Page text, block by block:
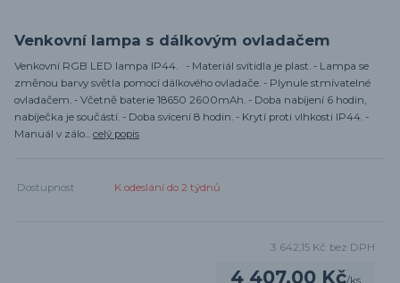
Venkovní lampa s dálkovým ovladačem
Venkovní RGB LED lampa IP44. - Materiál svítidla je plast. - Lampa se
změnou barvy světla pomocí dálkového ovladače. - Plynule stmívatelné
ovladačem. - Včetně baterie 18650 2600mAh. - Doba nabíjení 6 hodin,
nabíječka je součástí. - Doba svícení 8 hodin. - Krytí proti vlhkosti IP44. -
Manuál v zálo... celý popis
Dostupnost K odeslání do 2 týdnů
4 407,00 Kč/ks
3 642,15 Kč bez DPH